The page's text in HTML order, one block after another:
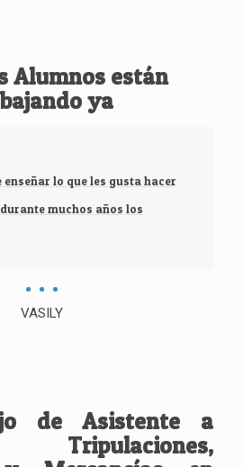
Alumnos están
ya
enseñar lo que les gusta hacer
muchos años los
VASILY
de Asistente a
Tripulaciones,